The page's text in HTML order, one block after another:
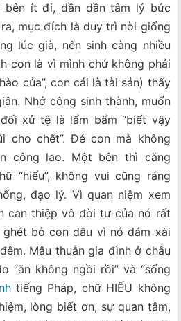
bên ít đi, dần dần tâm lý bức
mục đích là duy trì nòi giống
lúc già, nên sinh càng nhiều
con là vì mình chứ không phải
của”, con cái là tài sản) thấy
Nhớ công sinh thành, muốn
xử tệ là lẩm bẩm “biết vậy
cho chết”. Đẻ con mà không
công lao. Một bên thì căng
“hiếu”, không vui cũng ráng
đạo lý. Vì quan niệm xem
can thiệp vô đời tư của nó rất
ghét bỏ con dâu vì nó dám xài
Mâu thuẫn gia đình ở châu
“ăn không ngồi rồi” và “sống
tiếng Pháp, chữ HIẾU không
lòng biết ơn, sự quan tâm,